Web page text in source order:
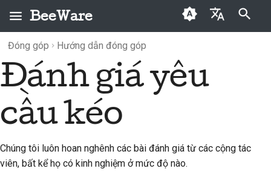
BeeWare
العَرَبِيَّة
Deutsch
Español
Initializing search
BeeWare là gì?
Đội Bee
Lịch sử và Triết học
Những câu chuyện thành
công
Quy tắc ứng xử của
cộng đồng BeeWare
Quản trị
Tại sao phải xem xét
các đóng góp?
Tôi có thể xem lại được
không?
Đóng góp vào việc đánh
giá yêu cầu kéo
Lưu trữ 2026
2023
Mục
Buzz
Events
Đóng góp Hướng dẫn đóng góp
Đánh giá yêu
cầu kéo
Chúng tôi luôn hoan nghênh các bài đánh giá từ các cộng tác
viên, bất kể họ có kinh nghiệm ở mức độ nào.